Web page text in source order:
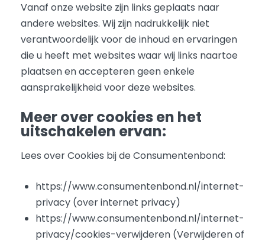
Vanaf onze website zijn links geplaats naar
andere websites. Wij zijn nadrukkelijk niet
verantwoordelijk voor de inhoud en ervaringen
die u heeft met websites waar wij links naartoe
plaatsen en accepteren geen enkele
aansprakelijkheid voor deze websites.
Meer over cookies en het
uitschakelen ervan:
Lees over Cookies bij de Consumentenbond:
https://www.consumentenbond.nl/internet-
privacy (over internet privacy)
https://www.consumentenbond.nl/internet-
privacy/cookies-verwijderen (Verwijderen of